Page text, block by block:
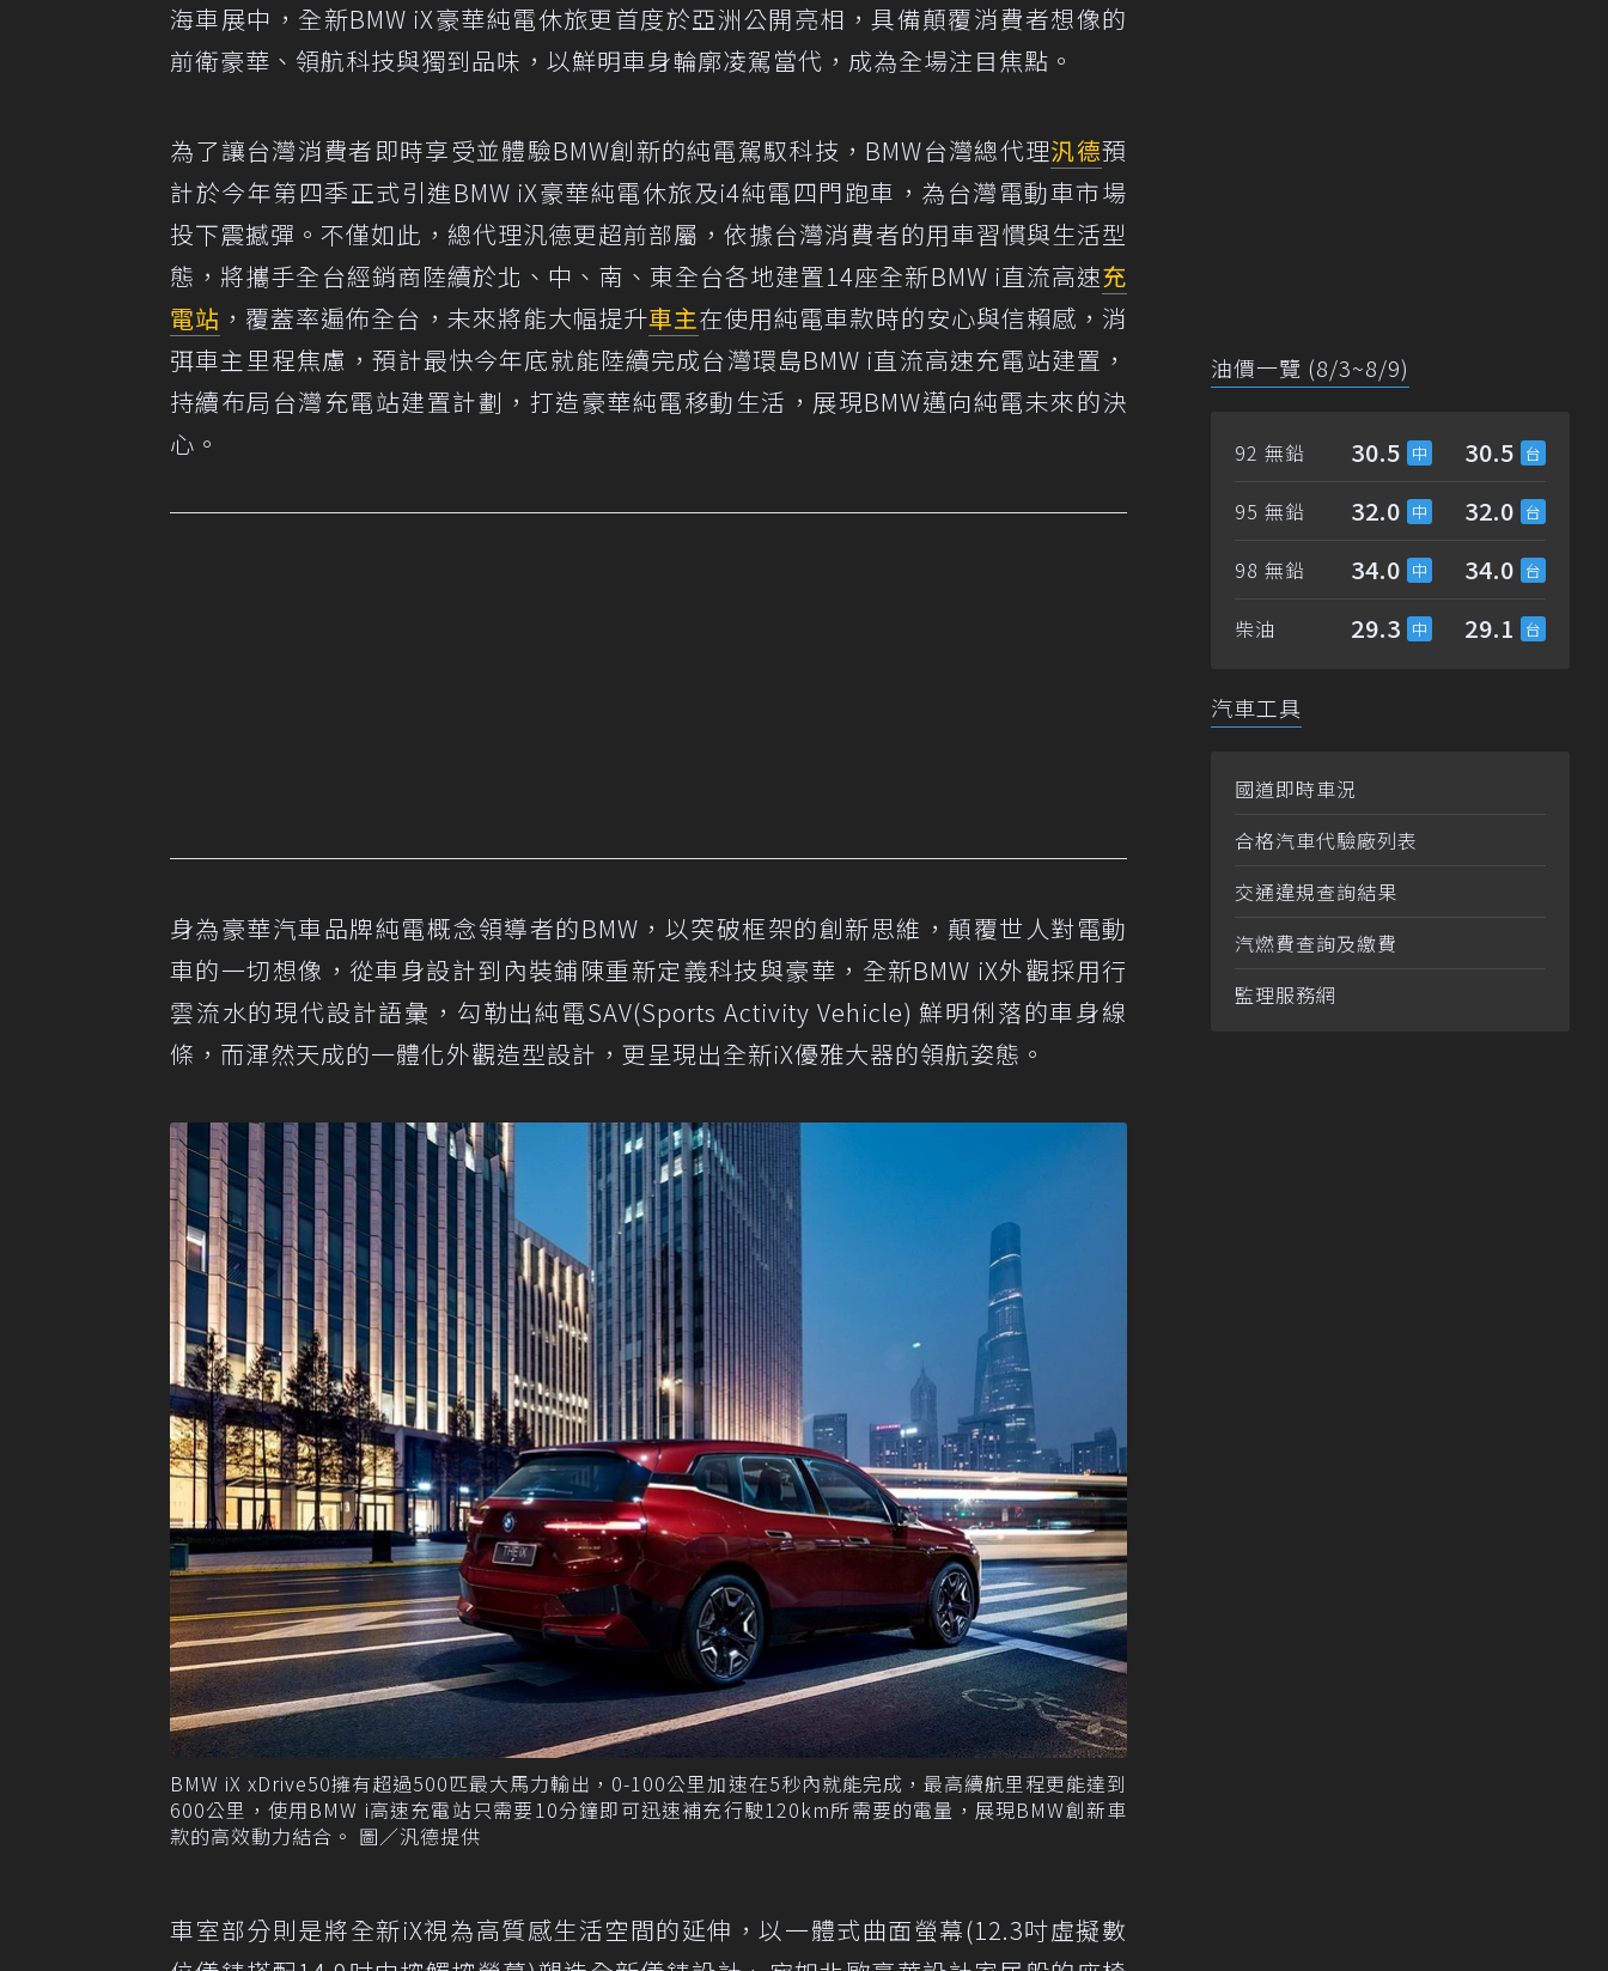
海車展中，全新BMW iX豪華純電休旅更首度於亞洲公開亮相，具備顛覆消費者想像的
前衛豪華、領航科技與獨到品味，以鮮明車身輪廓凌駕當代，成為全場注目焦點。
為了讓台灣消費者即時享受並體驗BMW創新的純電駕馭科技，BMW台灣總代理汎德預
計於今年第四季正式引進BMW iX豪華純電休旅及i4純電四門跑車，為台灣電動車市場
投下震撼彈。不僅如此，總代理汎德更超前部屬，依據台灣消費者的用車習慣與生活型
態，將攜手全台經銷商陸續於北、中、南、東全台各地建置14座全新BMW i直流高速充
電站 ，覆蓋率遍佈全台，未來將能大幅提升車主在使用純電車款時的安心與信賴感，消
弭車主里程焦慮，預計最快今年底就能陸續完成台灣環島BMW i直流高速充電站建置，
持續布局台灣充電站建置計劃，打造豪華純電移動生活，展現BMW邁向純電未來的決
心。
身為豪華汽車品牌純電概念領導者的BMW，以突破框架的創新思維，顛覆世人對電動
車的一切想像，從車身設計到內裝鋪陳重新定義科技與豪華，全新BMW iX外觀採用行
雲流水的現代設計語彙，勾勒出純電SAV(Sports Activity Vehicle) 鮮明俐落的車身線
條，而渾然天成的一體化外觀造型設計，更呈現出全新iX優雅大器的領航姿態。
BMW iX xDrive50擁有超過500匹最大馬力輸出，0-100公里加速在5秒內就能完成，最高續航里程更能達到
600公里，使用BMW i高速充電站只需要10分鐘即可迅速補充行駛120km所需要的電量，展現BMW創新車
款的高效動力結合。 圖／汎德提供
車室部分則是將全新iX視為高質感生活空間的延伸，以一體式曲面螢幕(12.3吋虛擬數
油價一覽 (8/3~8/9)
92 無鉛 30.5 30.5
95 無鉛 32.0 32.0
98 無鉛 34.0 34.0
柴油 29.3 29.1
汽車工具
國道即時車況
合格汽車代驗廠列表
交通違規查詢結果
汽燃費查詢及繳費
監理服務網